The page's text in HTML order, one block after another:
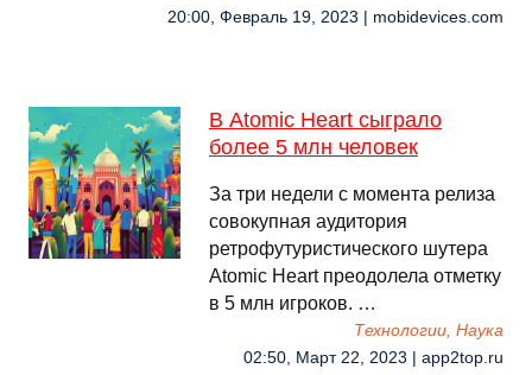
20:00, Февраль 19, 2023 | mobidevices.com
В Atomic Heart сыграло
более 5 млн человек
За три недели с момента релиза
совокупная аудитория
ретрофутуристического шутера
Atomic Heart преодолела отметку
в 5 млн игроков. …
Технологии, Наука
02:50, Март 22, 2023 | app2top.ru